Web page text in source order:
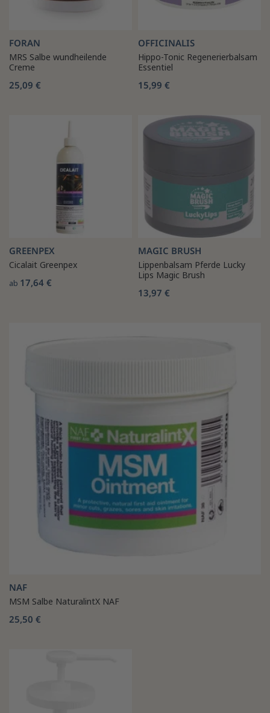
FORAN
MRS Salbe wundheilende
Creme
25,09 €
OFFICINALIS
Hippo-Tonic Regenerierbalsam
Essentiel
15,99 €
GREENPEX
Cicalait Greenpex
ab 17,64 €
MAGIC BRUSH
Lippenbalsam Pferde Lucky
Lips Magic Brush
13,97 €
NAF
MSM Salbe NaturalintX NAF
25,50 €